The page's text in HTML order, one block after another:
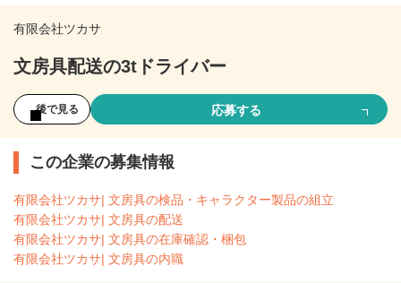
有限会社ツカサ
文房具配送の3tドライバー
後で見る 応募する
この企業の募集情報
有限会社ツカサ| 文房具の検品・キャラクター製品の組立
有限会社ツカサ| 文房具の配送
有限会社ツカサ| 文房具の在庫確認・梱包
有限会社ツカサ| 文房具の内職